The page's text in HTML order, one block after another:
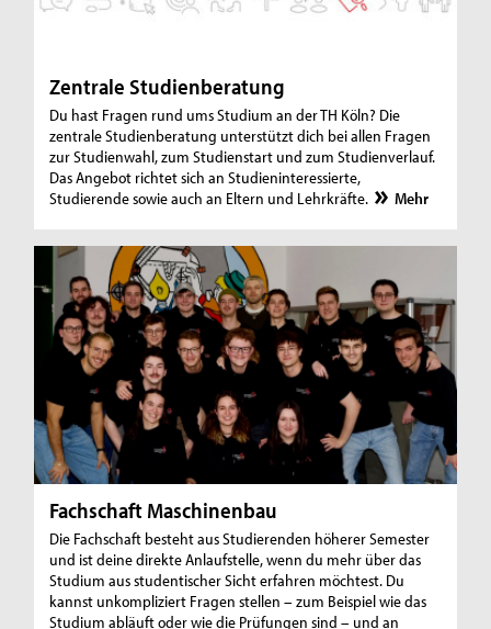
Zentrale Studienberatung
Du hast Fragen rund ums Studium an der TH Köln? Die
zentrale Studienberatung unterstützt dich bei allen Fragen
zur Studienwahl, zum Studienstart und zum Studienverlauf.
Das Angebot richtet sich an Studieninteressierte,
Studierende sowie auch an Eltern und Lehrkräfte.
Mehr
Fachschaft Maschinenbau
Die Fachschaft besteht aus Studierenden höherer Semester
und ist deine direkte Anlaufstelle, wenn du mehr über das
Studium aus studentischer Sicht erfahren möchtest. Du
kannst unkompliziert Fragen stellen – zum Beispiel wie das
Studium abläuft oder wie die Prüfungen sind – und an